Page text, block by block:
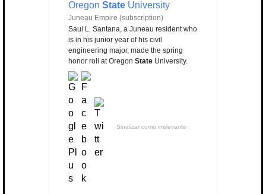
Oregon State University
Juneau Empire (subscription)
Saul L. Santana, a Juneau resident who
is in his junior year of his civil
engineering major, made the spring
honor roll at Oregon State University.
Sinalizar como irrelevante